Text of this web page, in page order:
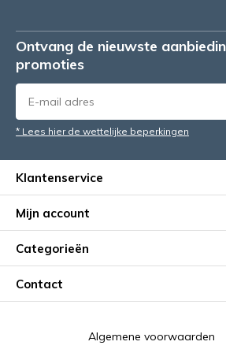
Ontvang de nieuwste
promoties
* Lees hier de wettelijke beperkingen
Klantenservice
Mijn account
Categorieën
Contact
Algemene voorwaarden